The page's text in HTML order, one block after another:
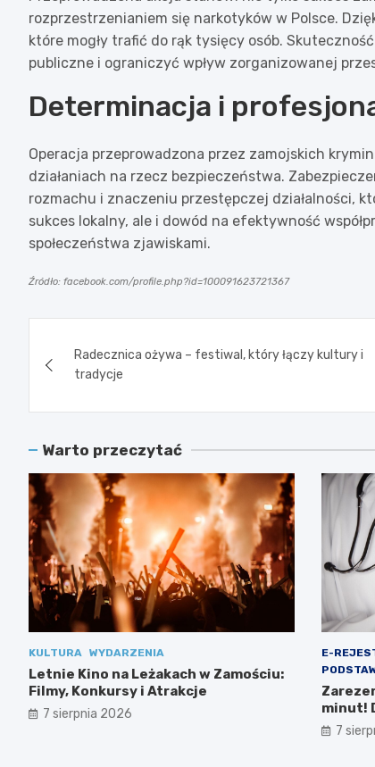
rozprzestrzenianiem się narkotyków w Polsce.
które mogły trafić do rąk tysięcy osób.
publiczne i ograniczyć wpływ zorganizowanej
Determinacja i
Operacja przeprowadzona przez zamojskich
działaniach na rzecz bezpieczeństwa.
rozmachu i znaczeniu przestępczej działalności,
sukces lokalny, ale i dowód na efektywność
społeczeństwa zjawiskami.
Źródło: facebook.com/profile.php?id=100091623721367
wpisuRadecznica ożywa – festiwal, który łączy kultury i
tradycje
Warto przeczytać
KULTURA WYDARZENIA
Letnie Kino na Leżakach w Zamościu:
Filmy, Konkursy i Atrakcje
7 sierpnia 2026
E-
minut!
7